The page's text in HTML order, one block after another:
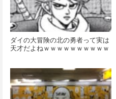
ダイの大冒険の北の勇者って実は
天才だよねｗｗｗｗｗｗｗｗｗｗ